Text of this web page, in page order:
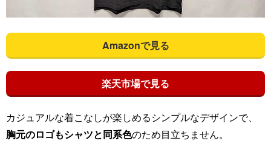
Amazonで見る
楽天市場で見る
カジュアルな着こなしが楽しめるシンプルなデザインで、
胸元のロゴもシャツと同系色のため目立ちません。